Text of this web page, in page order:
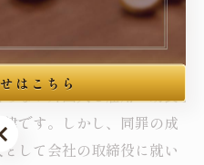
義人責任とその範囲
ない外国人を雇用・助長
です。しかし、同罪の成
して会社の取締役に就い
はこちら
はこちら